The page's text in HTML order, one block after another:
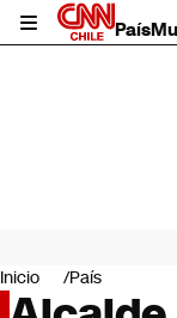
País
Mundo
Negocios
Inicio País